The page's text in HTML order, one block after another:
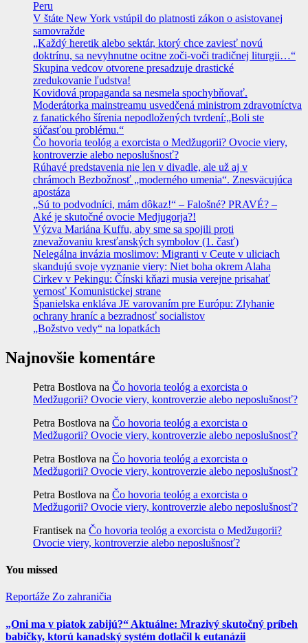
Peru
V štáte New York vstúpil do platnosti zákon o asistovanej
samovražde
„Každý heretik alebo sektár, ktorý chce zaviesť novú
doktrínu, sa nevyhnutne ocitne zoči-voči tradičnej liturgii…“
Skupina vedcov otvorene presadzuje drastické
zredukovanie ľudstva!
Kovidová propaganda sa nesmela spochybňovať.
Moderátorka mainstreamu usvedčená ministrom zdravotníctva
z fanatického šírenia nepodložených tvrdení:„Boli ste
súčasťou problému.“
Čo hovoria teológ a exorcista o Medžugorii? Ovocie viery,
kontroverzie alebo neposlušnosť?
Rúhavé predstavenia nie len v divadle, ale už aj v
chrámoch Bezbožnosť „moderného umenia“. Znesväcujúca
apostáza
„Sú to podvodníci, mám dôkaz!“ – Falošné? PRAVÉ? –
Aké je skutočné ovocie Medjugorja?!
Výzva Mariána Kuffu, aby sme sa spojili proti
znevažovaniu kresťanských symbolov (1. časť)
Nelegálna invázia moslimov: Migranti v Ceute v uliciach
skandujú svoje vyznanie viery: Niet boha okrem Alaha
Cirkev v Pekingu: Čínski kňazi musia verejne prisahať
vernosť Komunistickej strane
Španielska enkláva JE varovaním pre Európu: Zlyhanie
ochrany hraníc a bezradnosť socialistov
„Božstvo vedy“ na lopatkách
Najnovšie komentáre
Petra Bostlova na Čo hovoria teológ a exorcista o
Medžugorii? Ovocie viery, kontroverzie alebo neposlušnosť?
Petra Bostlova na Čo hovoria teológ a exorcista o
Medžugorii? Ovocie viery, kontroverzie alebo neposlušnosť?
Petra Bostlova na Čo hovoria teológ a exorcista o
Medžugorii? Ovocie viery, kontroverzie alebo neposlušnosť?
Petra Bostlova na Čo hovoria teológ a exorcista o
Medžugorii? Ovocie viery, kontroverzie alebo neposlušnosť?
Frantisek na Čo hovoria teológ a exorcista o Medžugorii?
Ovocie viery, kontroverzie alebo neposlušnosť?
You missed
Reportáže Zo zahraničia
„Oni ma v piatok zabijú?“ Aktuálne: Mrazivý skutočný príbeh
babičky, ktorú kanadský systém dotlačil k eutanázii